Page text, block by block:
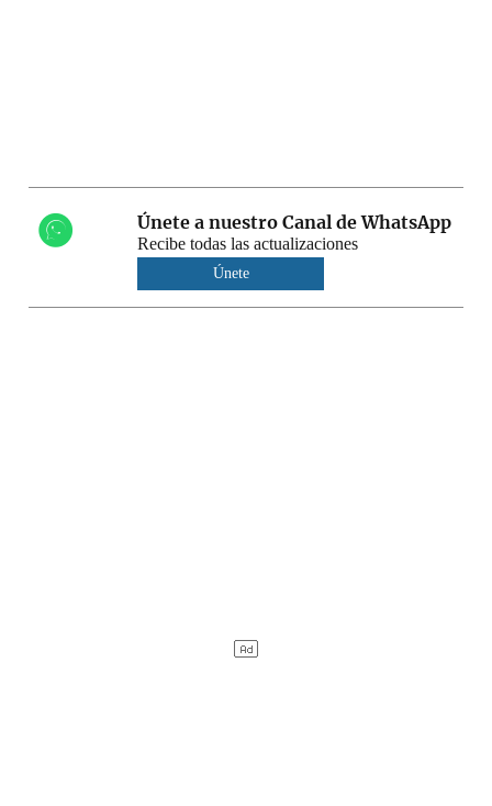
Únete a nuestro Canal de WhatsApp
Recibe todas las actualizaciones
Únete